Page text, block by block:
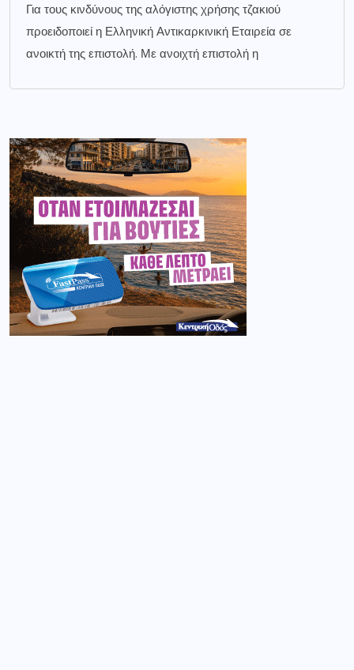
Για τους κινδύνους της αλόγιστης χρήσης τζακιού
προειδοποιεί η Ελληνική Αντικαρκινική Εταιρεία σε
ανοικτή της επιστολή. Με ανοιχτή επιστολή η